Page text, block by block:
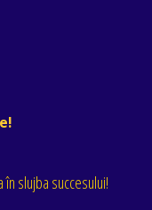
slujba succesului!